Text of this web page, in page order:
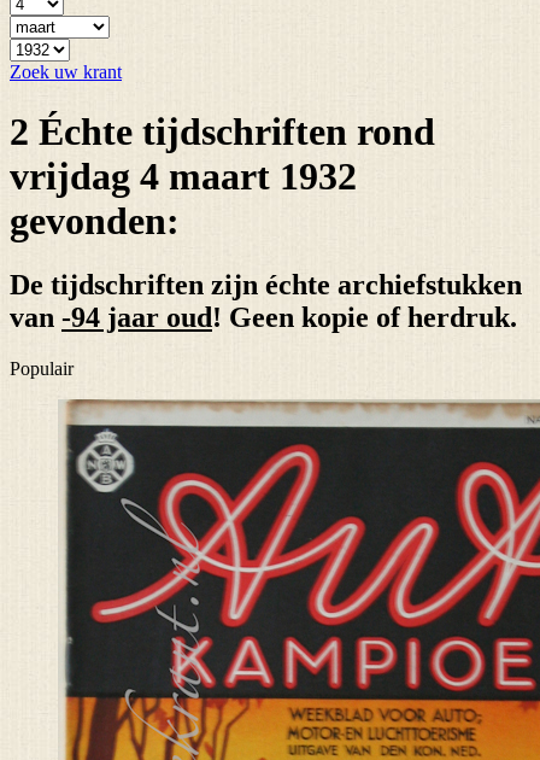
Zoek uw krant
2 Échte tijdschriften rond
vrijdag 4 maart 1932
gevonden:
De tijdschriften zijn échte archiefstukken
van -94 jaar oud ! Geen kopie of herdruk.
Populair